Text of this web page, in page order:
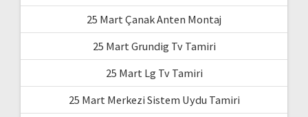
25 Mart Çanak Anten Montaj
25 Mart Grundig Tv Tamiri
25 Mart Lg Tv Tamiri
25 Mart Merkezi Sistem Uydu Tamiri